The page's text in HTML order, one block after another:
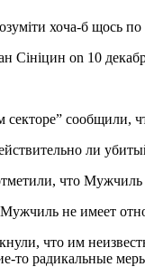
хоча-б щось
Сініцин on 10
сообщили,
ли
что Мужчиль
не имеет
что им
то радикальные